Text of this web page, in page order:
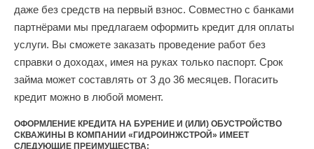
даже без средств на первый взнос. Совместно с банками
партнёрами мы предлагаем оформить кредит для оплаты
услуги. Вы сможете заказать проведение работ без
справки о доходах, имея на руках только паспорт. Срок
займа может составлять от 3 до 36 месяцев. Погасить
кредит можно в любой момент.
ОФОРМЛЕНИЕ КРЕДИТА НА БУРЕНИЕ И (ИЛИ) ОБУСТРОЙСТВО
СКВАЖИНЫ В КОМПАНИИ «ГИДРОИНЖСТРОЙ» ИМЕЕТ
СЛЕДУЮЩИЕ ПРЕИМУЩЕСТВА: